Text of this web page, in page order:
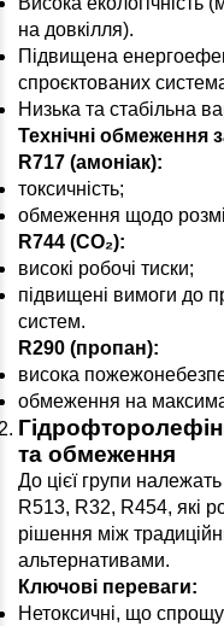
на довкілля).
Підвищена
спроєктованих
Низька та стабільна
Технічні обмеження
R717 (амоніак):
токсичність;
обмеження щодо
R744 (CO₂):
високі робочі тиски;
підвищені вимоги до
систем.
R290 (пропан):
висока
обмеження на
та обмеження
До цієї групи
R513, R32, R454, які
рішення між
альтернативами.
Ключові переваги:
Нетоксичні, що